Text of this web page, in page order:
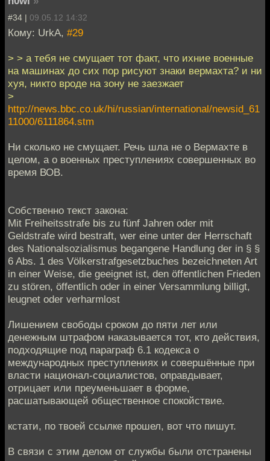
#34 | 09.05.12 14:32
Кому: UrkA, #29
> > а тебя не смущает тот факт, что ихние военные
на машинах до сих пор рисуют знаки вермахта? и ни
хуя, никто вроде на зону не заезжает
>
http://news.bbc.co.uk/hi/russian/international/newsid_61
11000/6111864.stm
Ни сколько не смущает. Речь шла не о Вермахте в
целом, а о военных преступлениях совершенных во
время ВОВ.
Собственно текст закона:
Mit Freiheitsstrafe bis zu fünf Jahren oder mit
Geldstrafe wird bestraft, wer eine unter der Herrschaft
des Nationalsozialismus begangene Handlung der in § §
6 Abs. 1 des Völkerstrafgesetzbuches bezeichneten Art
in einer Weise, die geeignet ist, den öffentlichen Frieden
zu stören, öffentlich oder in einer Versammlung billigt,
leugnet oder verharmlost
Лишением свободы сроком до пяти лет или
денежным штрафом наказывается тот, кто действия,
подходящие под параграф 6.1 кодекса о
международных преступлениях и совершённые при
власти национал-социалистов, оправдывает,
отрицает или преуменьшает в форме,
расшатывающей общественное спокойствие.
кстати, по твоей ссылке прошел, вот что пишут.
В связи с этим делом от службы были отстранены